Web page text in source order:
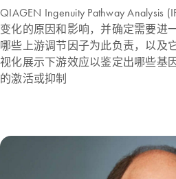
QIAGEN Ingenuity Pathway Analysis
变化的原因和影响，并确定需要进
哪些上游调节因子为此负责，以及
视化展示下游效应以鉴定出哪些基
的激活或抑制